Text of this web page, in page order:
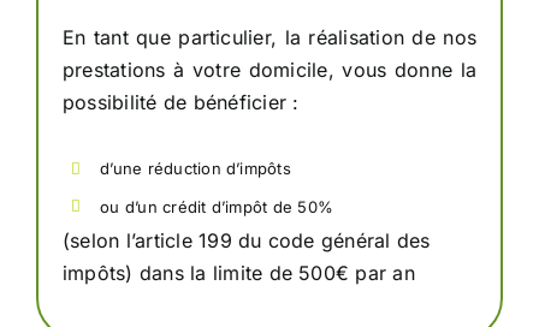
En tant que particulier, la réalisation de nos
prestations à votre domicile, vous donne la
possibilité de bénéficier :
d’une réduction d’impôts
ou d’un crédit d’impôt de 50%
(selon l’article 199 du code général des
impôts) dans la limite de 500€ par an